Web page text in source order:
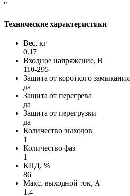
"
Технические характеристики
Вес, кг
0.17
Входное напряжение, В
110-295
Защита от короткого замыкания
да
Защита от перегрева
да
Защита от перегрузки
да
Количество выходов
1
Количество фаз
1
КПД, %
86
Макс. выходной ток, А
1.4